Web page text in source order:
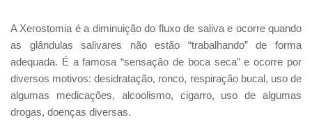
A Xerostomia é a diminuição do fluxo de saliva e ocorre quando
as glândulas salivares não estão “trabalhando” de forma
adequada. É a famosa “sensação de boca seca” e ocorre por
diversos motivos: desidratação, ronco, respiração bucal, uso de
algumas medicações, alcoolismo, cigarro, uso de algumas
drogas, doenças diversas.